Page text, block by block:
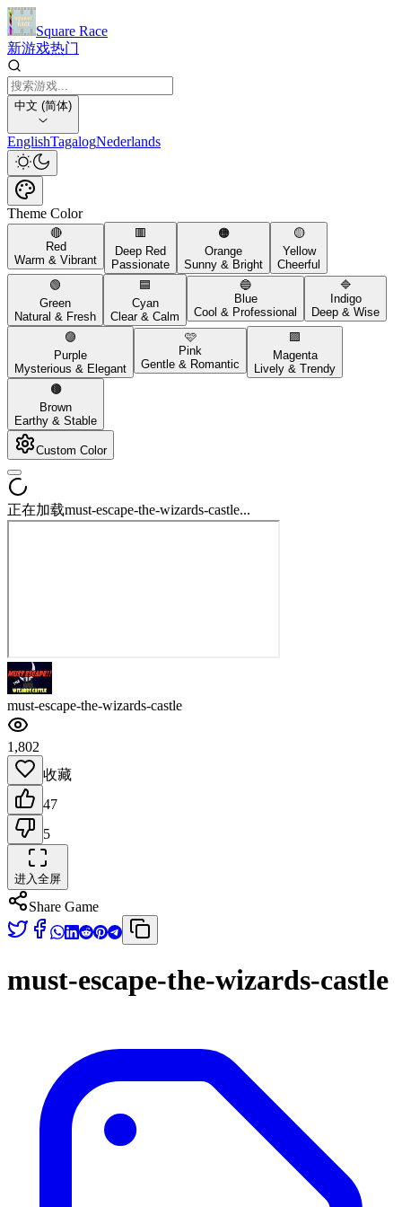
Square Race
新游戏热门
中文 (简体)
EnglishTagalogNederlands
Theme Color
🔴
Red
Warm & Vibrant
🟥
Deep Red
Passionate
🟠
Orange
Sunny & Bright
🟡
Yellow
Cheerful
🟢
Green
Natural & Fresh
🟦
Cyan
Clear & Calm
🔵
Blue
Cool & Professional
🔷
Indigo
Deep & Wise
🟣
Purple
Mysterious & Elegant
🩷
Pink
Gentle & Romantic
🟪
Magenta
Lively & Trendy
🟤
Brown
Earthy & Stable
Custom Color
正在加载must-escape-the-wizards-castle...
must-escape-the-wizards-castle
1,802
收藏
47
5
进入全屏
Share Game
must-escape-the-wizards-castle